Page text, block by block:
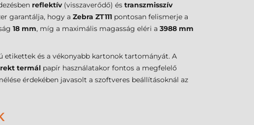
reflektív(visszaverődő) és transzmisszív
garantálja, hogy a Zebra ZT111 pontosan felismerje a
18 mm, míg a maximális magasság eléri a 3988 mm
etikettek és a vékonyabb kartonok tartományát. A
termál papír használatakor fontos a megfelelő
érdekében javasolt a szoftveres beállításoknál az